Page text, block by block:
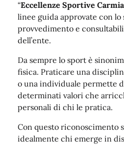
“Eccellenze Sportive
linee guida approvate con lo
provvedimento e
dell’ente.
Da sempre lo sport è
fisica. Praticare una
o una individuale permette
determinati valori che
personali di chi le pratica.
Con questo riconoscimento
idealmente chi emerge in